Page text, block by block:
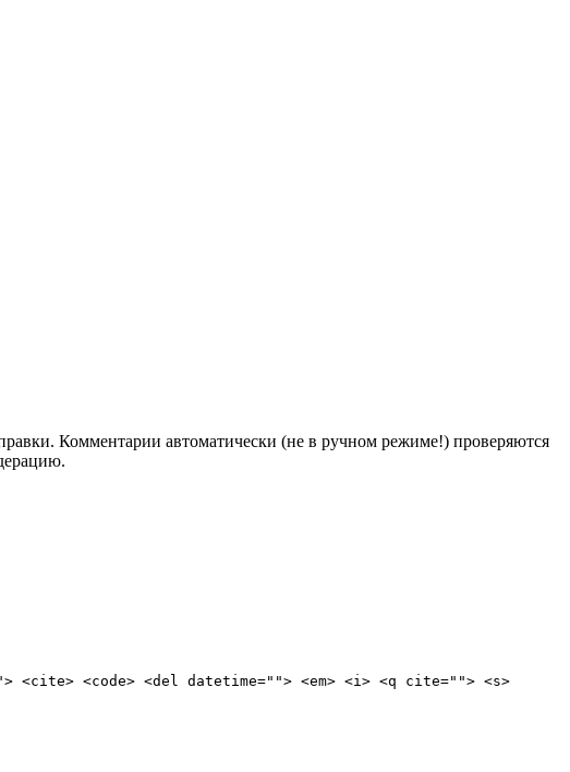
Комментарии автоматически (не в ручном режиме!) проверяются
<code> <del datetime=""> <em> <i> <q cite=""> <s>